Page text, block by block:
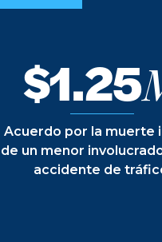
$1.25
Acuerdo por la muerte
de un menor
accidente de